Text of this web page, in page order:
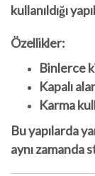
kullanıldığı
Özellikler:
Binlerce
Kapalı
Karma
Bu yapılarda
aynı zamanda